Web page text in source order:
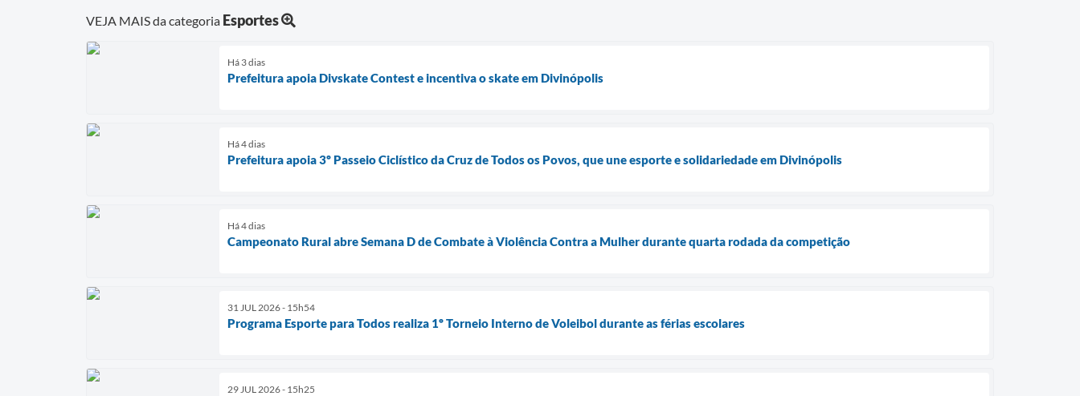
VEJA MAIS da categoria Esportes
Há 3 dias
Prefeitura apoia Divskate Contest e incentiva o skate em Divinópolis
Há 4 dias
Prefeitura apoia 3º Passeio Ciclístico da Cruz de Todos os Povos, que une esporte e solidariedade em Divinópolis
Há 4 dias
Campeonato Rural abre Semana D de Combate à Violência Contra a Mulher durante quarta rodada da competição
31 JUL 2026 - 15h54
Programa Esporte para Todos realiza 1º Torneio Interno de Voleibol durante as férias escolares
29 JUL 2026 - 15h25